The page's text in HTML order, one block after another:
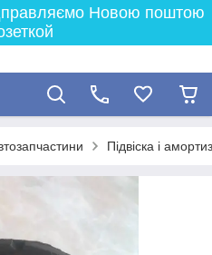
Новою поштою
Підвіска і